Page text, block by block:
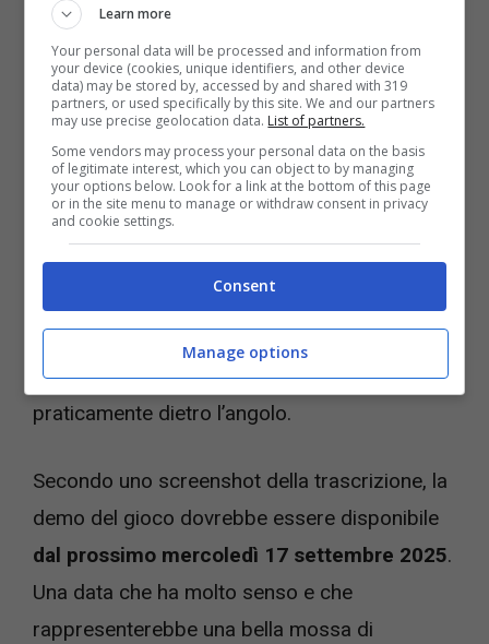
Coma al solito i videogiocatori non si perdono
nemmeno un dettaglio e questa volta è stato
questo profilo a trovare qualcosa di
particolare sulla rete.
L’utente segnala come un canale YouTube che
mostrava un’anteprima di Little Nightmares
3abbia finito per rivelare per errore
l’esistenza di una
lancio
annuncio al riguardo che sarebbe
praticamente dietro l’angolo.
Secondo uno screenshot della trascrizione, la
demo del gioco dovrebbe essere disponibile
dal prossimo mercoledì 17 settembre 2025.
Una data che ha molto senso e che
rappresenterebbe una bella mossa di
Learn more
Your personal data will be processed and information from
your device (cookies, unique identifiers, and other device
data) may be stored by, accessed by and shared with 319
partners, or used specifically by this site. We and our partners
may use precise geolocation data. List of partners.
Some vendors may process your personal data on the basis
of legitimate interest, which you can object to by managing
your options below. Look for a link at the bottom of this page
or in the site menu to manage or withdraw consent in privacy
and cookie settings.
Consent
Manage options